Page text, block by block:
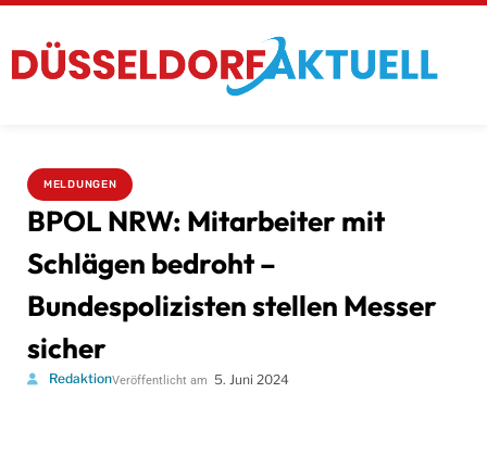
MELDUNGEN
BPOL NRW: Mitarbeiter mit
Schlägen bedroht –
Bundespolizisten stellen Messer
sicher
RedaktionVeröffentlicht am 5. Juni 2024